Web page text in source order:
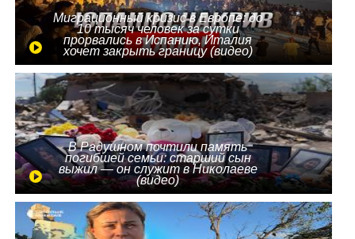
Миграционный кризис в Европе: до
10 тысяч человек за сутки
прорвались в Испанию, Италия
хочет закрыть границу (видео)
В Радушном почтили память
погибшей семьи: старший сын
выжил — он служит в Николаеве
(видео)